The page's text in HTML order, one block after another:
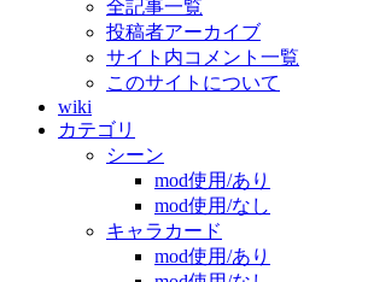
全記事一覧
投稿者アーカイブ
サイト内コメント一覧
このサイトについて
wiki
カテゴリ
シーン
mod使用/あり
mod使用/なし
キャラカード
mod使用/あり